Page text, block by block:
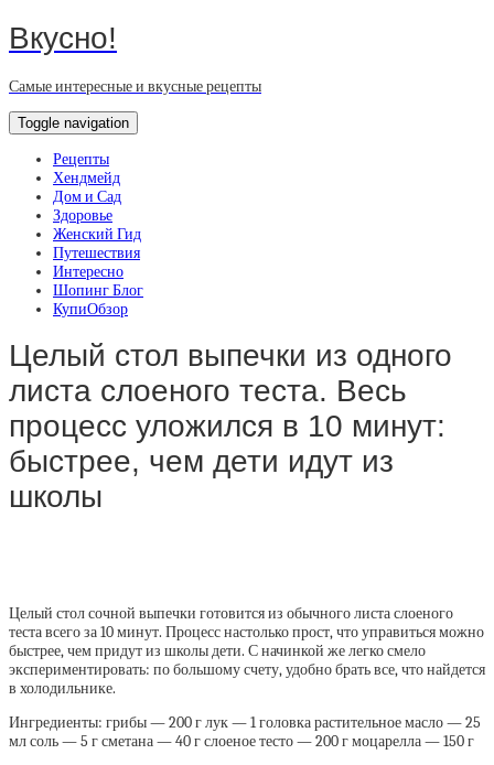
Вкусно!
Самые интересные и вкусные рецепты
Toggle navigation
Рецепты
Хендмейд
Дом и Сад
Здоровье
Женский Гид
Путешествия
Интересно
Шопинг Блог
КупиОбзор
Целый стол выпечки из одного
листа слоеного теста. Весь
процесс уложился в 10 минут:
быстрее, чем дети идут из
школы
Целый стол сочной выпечки готовится из обычного листа слоеного
теста всего за 10 минут. Процесс настолько прост, что управиться можно
быстрее, чем придут из школы дети. С начинкой же легко смело
экспериментировать: по большому счету, удобно брать все, что найдется
в холодильнике.
Ингредиенты: грибы — 200 г лук — 1 головка растительное масло — 25
мл соль — 5 г сметана — 40 г слоеное тесто — 200 г моцарелла — 150 г